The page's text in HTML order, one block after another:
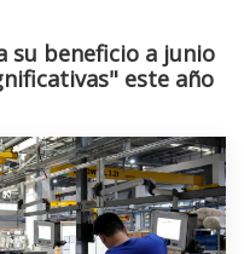
su beneficio a junio
este año